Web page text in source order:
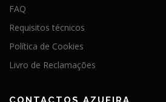
FAQ
Requisitos técnicos
Política de Cookies
Livro de Reclamações